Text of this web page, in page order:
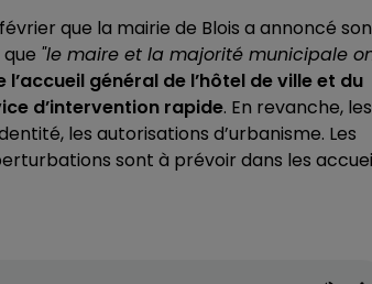
que la mairie de Blois a annoncé son
"le maire et la majorité municipale
l’accueil général de l’hôtel de ville et du
d’intervention rapide. En revanche, les
les autorisations d’urbanisme. Les
sont à prévoir dans les